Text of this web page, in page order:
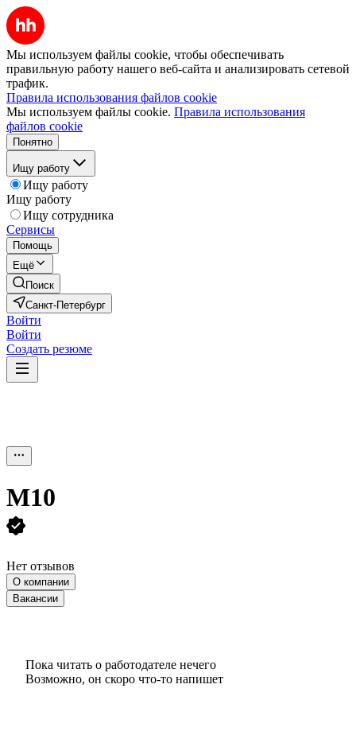
Мы используем файлы cookie, чтобы обеспечивать
правильную работу нашего веб-сайта и анализировать сетевой
трафик.
Правила использования файлов cookie
Мы используем файлы cookie. Правила использования
файлов cookie
Понятно
Ищу работу
Ищу работу
Ищу работу
Ищу сотрудника
Сервисы
Помощь
Ещё
Поиск
Санкт-Петербург
Войти
Войти
Создать резюме
М10
Нет отзывов
О компании
Вакансии
Пока читать о работодателе нечего
Возможно, он скоро что‑то напишет